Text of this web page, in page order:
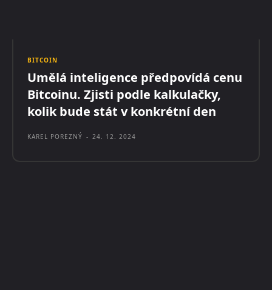
BITCOIN
Umělá inteligence předpovídá cenu
Bitcoinu. Zjisti podle kalkulačky,
kolik bude stát v konkrétní den
KAREL POREZNÝ - 24. 12. 2024